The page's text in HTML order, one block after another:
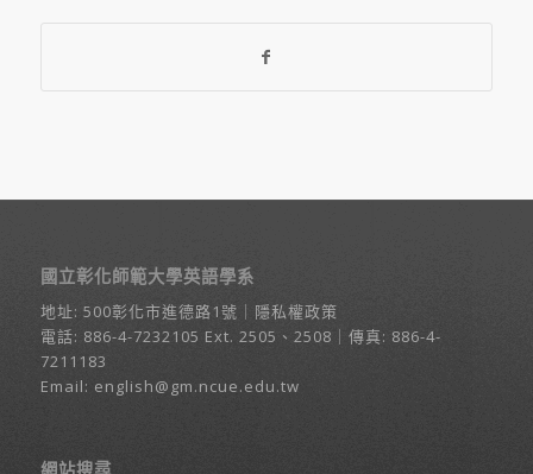
國立彰化師範大學英語學系
地址: 500彰化市進德路1號 ｜ 隱私權政策
電話: 886-4-7232105 Ext. 2505、2508｜傳真: 886-4-
7211183
Email: english@gm.ncue.edu.tw